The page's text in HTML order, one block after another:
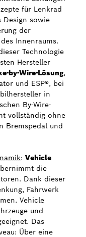
für Lenkrad
Design sowie
der
Innenraums.
Technologie
Hersteller
by-Wire-Lösung,
und ESP®, bei
in
By-Wire-
vollständig ohne
Bremspedal und
: Vehicle
die
Dank dieser
Fahrwerk
Vehicle
und
Das
Über eine